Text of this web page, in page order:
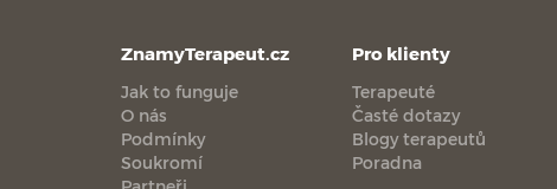
ZnamyTerapeut.cz
Jak to funguje
O nás
Podmínky
Soukromí
Pro klienty
Terapeuté
Časté dotazy
Blogy terapeutů
Poradna